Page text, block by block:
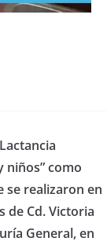
niños” como
se realizaron en
de Cd. Victoria
General, en